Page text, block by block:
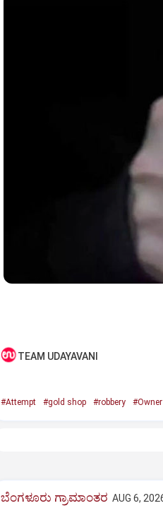
TEAM UDAYAVANI
#Attempt #gold shop #robbery #Owner
ಬೆಂಗಳೂರು ಗ್ರಾಮಾಂತರ AUG 6,